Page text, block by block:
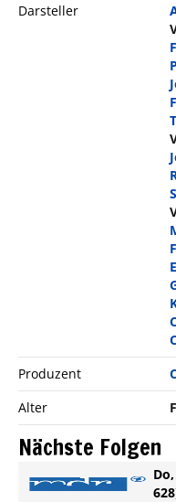
Darsteller
Produzent
Alter
Nächste Folgen